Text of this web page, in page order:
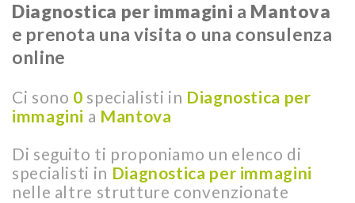
Diagnostica per immagini a Mantova
e prenota una visita o una consulenza
online
Ci sono 0 specialisti in Diagnostica per
immagini a Mantova
Di seguito ti proponiamo un elenco di
specialisti in Diagnostica per immagini
nelle altre strutture convenzionate